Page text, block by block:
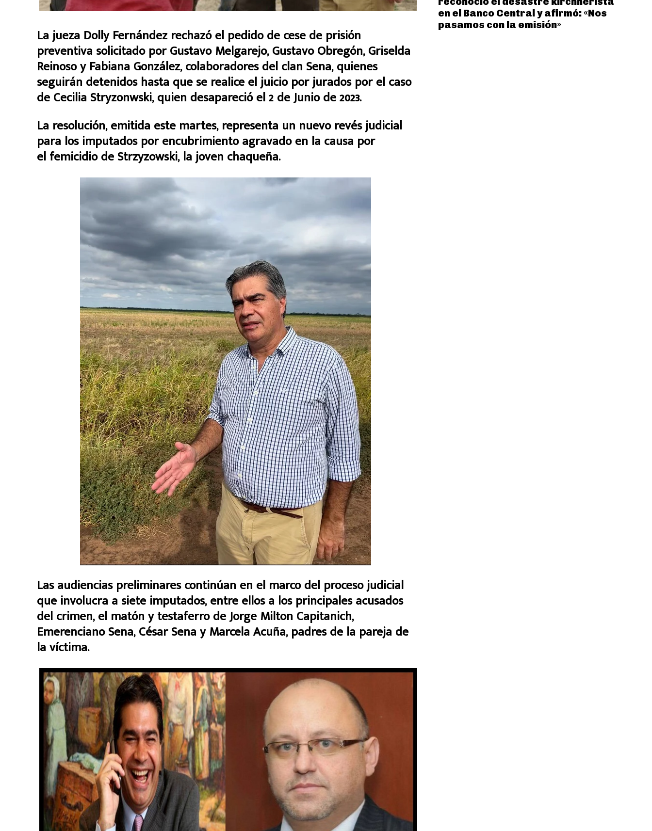
La jueza Dolly Fernández rechazó el pedido de cese de prisión
preventiva solicitado por Gustavo Melgarejo, Gustavo Obregón, Griselda
Reinoso y Fabiana González, colaboradores del clan Sena, quienes
seguirán detenidos hasta que se realice el juicio por jurados por el caso
de Cecilia Stryzonwski, quien desapareció el 2 de Junio de 2023.
La resolución, emitida este martes, representa un nuevo revés judicial
para los imputados por encubrimiento agravado en la causa por
el femicidio de Strzyzowski, la joven chaqueña.
Las audiencias preliminares continúan en el marco del proceso judicial
que involucra a siete imputados, entre ellos a los principales acusados
del crimen, el matón y testaferro de Jorge Milton Capitanich,
Emerenciano Sena, César Sena y Marcela Acuña, padres de la pareja de
la víctima.
en el Banco Central y afirmó: «Nos
pasamos con la emisión»